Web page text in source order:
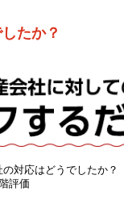
たか？
対応はどうでしたか？
評価